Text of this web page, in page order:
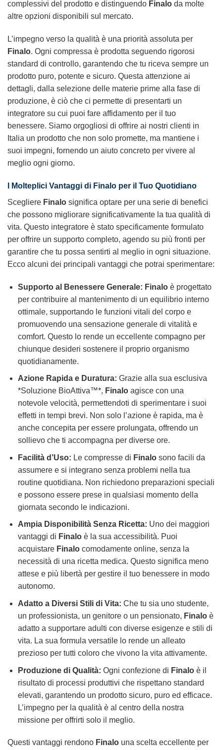
complessivi del prodotto e distinguendo Finalo da molte
altre opzioni disponibili sul mercato.
L’impegno verso la qualità è una priorità assoluta per
Finalo. Ogni compressa è prodotta seguendo rigorosi
standard di controllo, garantendo che tu riceva sempre un
prodotto puro, potente e sicuro. Questa attenzione ai
dettagli, dalla selezione delle materie prime alla fase di
produzione, è ciò che ci permette di presentarti un
integratore su cui puoi fare affidamento per il tuo
benessere. Siamo orgogliosi di offrire ai nostri clienti in
Italia un prodotto che non solo promette, ma mantiene i
suoi impegni, fornendo un aiuto concreto per vivere al
meglio ogni giorno.
I Molteplici Vantaggi di Finalo per il Tuo Quotidiano
Scegliere Finalo significa optare per una serie di benefici
che possono migliorare significativamente la tua qualità di
vita. Questo integratore è stato specificamente formulato
per offrire un supporto completo, agendo su più fronti per
garantire che tu possa sentirti al meglio in ogni situazione.
Ecco alcuni dei principali vantaggi che potrai sperimentare:
Supporto al Benessere Generale: Finaloè progettato
per contribuire al mantenimento di un equilibrio interno
ottimale, supportando le funzioni vitali del corpo e
promuovendo una sensazione generale di vitalità e
comfort. Questo lo rende un eccellente compagno per
chiunque desideri sostenere il proprio organismo
quotidianamente.
Azione Rapida e Duratura: Grazie alla sua esclusiva
*Soluzione BioAttiva™*, Finaloagisce con una
notevole velocità, permettendoti di sperimentare i suoi
effetti in tempi brevi. Non solo l’azione è rapida, ma è
anche concepita per essere prolungata, offrendo un
sollievo che ti accompagna per diverse ore.
Facilità d’Uso: Le compresse di Finalosono facili da
assumere e si integrano senza problemi nella tua
routine quotidiana. Non richiedono preparazioni speciali
e possono essere prese in qualsiasi momento della
giornata secondo le indicazioni.
Ampia Disponibilità Senza Ricetta: Uno dei maggiori
vantaggi di Finaloè la sua accessibilità. Puoi
acquistare Finalocomodamente online, senza la
necessità di una ricetta medica. Questo significa meno
attese e più libertà per gestire il tuo benessere in modo
autonomo.
Adatto a Diversi Stili di Vita: Che tu sia uno studente,
un professionista, un genitore o un pensionato, Finaloè
adatto a supportare adulti con diverse esigenze e stili di
vita. La sua formula versatile lo rende un alleato
prezioso per tutti coloro che vivono la vita attivamente.
Produzione di Qualità: Ogni confezione di Finaloè il
risultato di processi produttivi che rispettano standard
elevati, garantendo un prodotto sicuro, puro ed efficace.
L’impegno per la qualità è al centro della nostra
missione per offrirti solo il meglio.
Questi vantaggi rendono Finalo una scelta eccellente per